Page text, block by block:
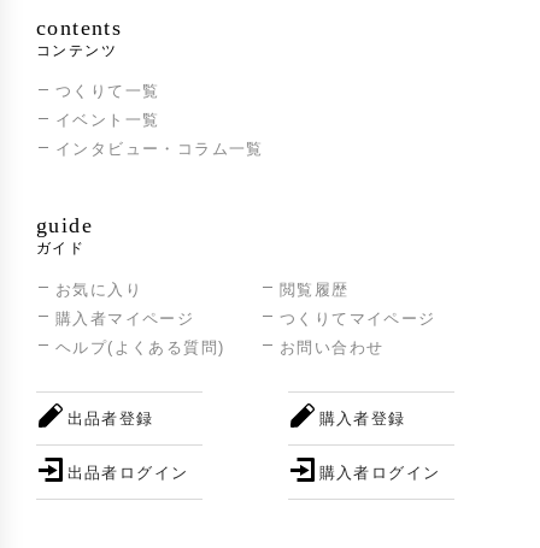
contents
コンテンツ
つくりて一覧
イベント一覧
インタビュー・コラム一覧
guide
ガイド
お気に入り
閲覧履歴
購入者マイページ
つくりてマイページ
ヘルプ(よくある質問)
お問い合わせ
出品者登録
出品者ログイン
購入者登録
購入者ログイン